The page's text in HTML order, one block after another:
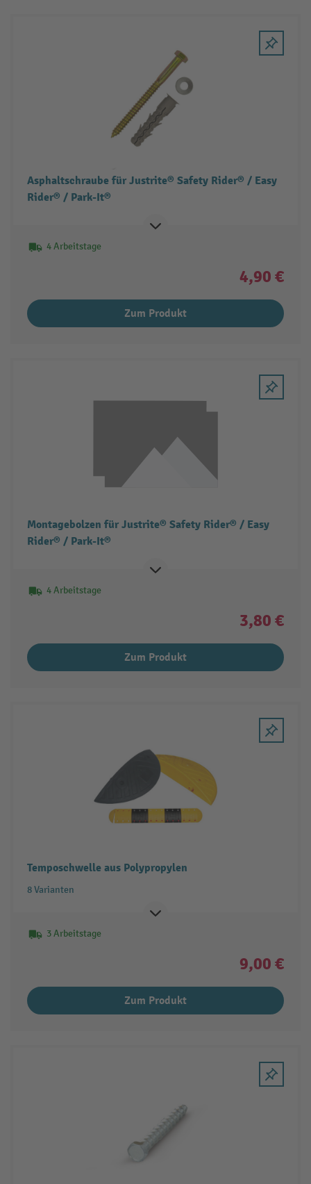
Asphaltschraube für Justrite® Safety Rider® / Easy
Rider® / Park-It®
4 Arbeitstage
4,90 €
Zum Produkt
Montagebolzen für Justrite® Safety Rider® / Easy
Rider® / Park-It®
4 Arbeitstage
3,80 €
Zum Produkt
Temposchwelle aus Polypropylen
8 Varianten
3 Arbeitstage
9,00 €
Zum Produkt